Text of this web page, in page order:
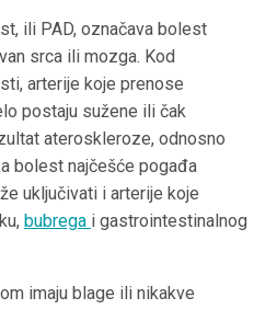
ili PAD, označava bolest
srca ili mozga. Kod
arterije koje prenose
postaju sužene ili čak
ateroskleroze, odnosno
bolest najčešće pogađa
uključivati i arterije koje
bubrega i gastrointestinalnog
imaju blage ili nikakve